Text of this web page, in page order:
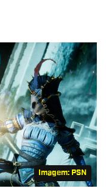
Imagem: PSN